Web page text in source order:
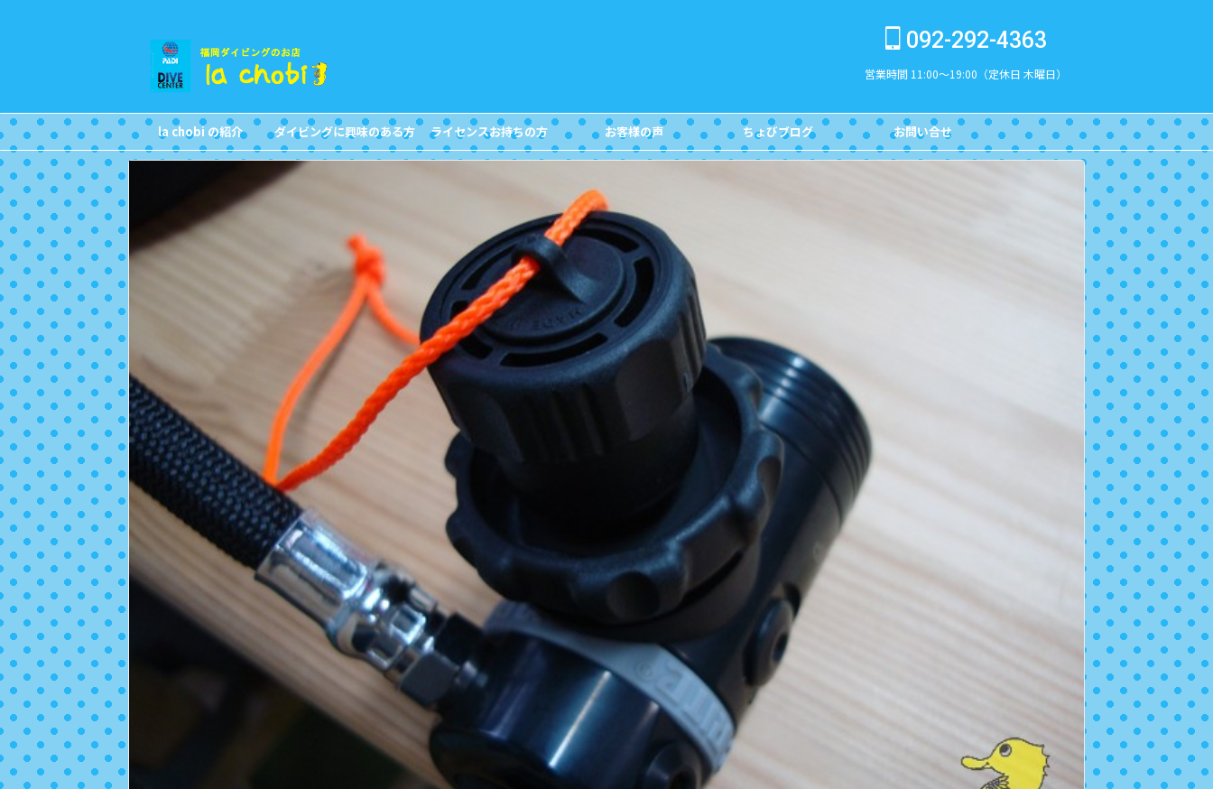
092-292-4363
営業時間 11:00～19:00（定休日 木曜日）
la chobi の紹介 ダイビングに興味のある方
FOR NON DIVERS
ライセンスお持ちの方 お客様の声 ちょびブログ お問い合せ